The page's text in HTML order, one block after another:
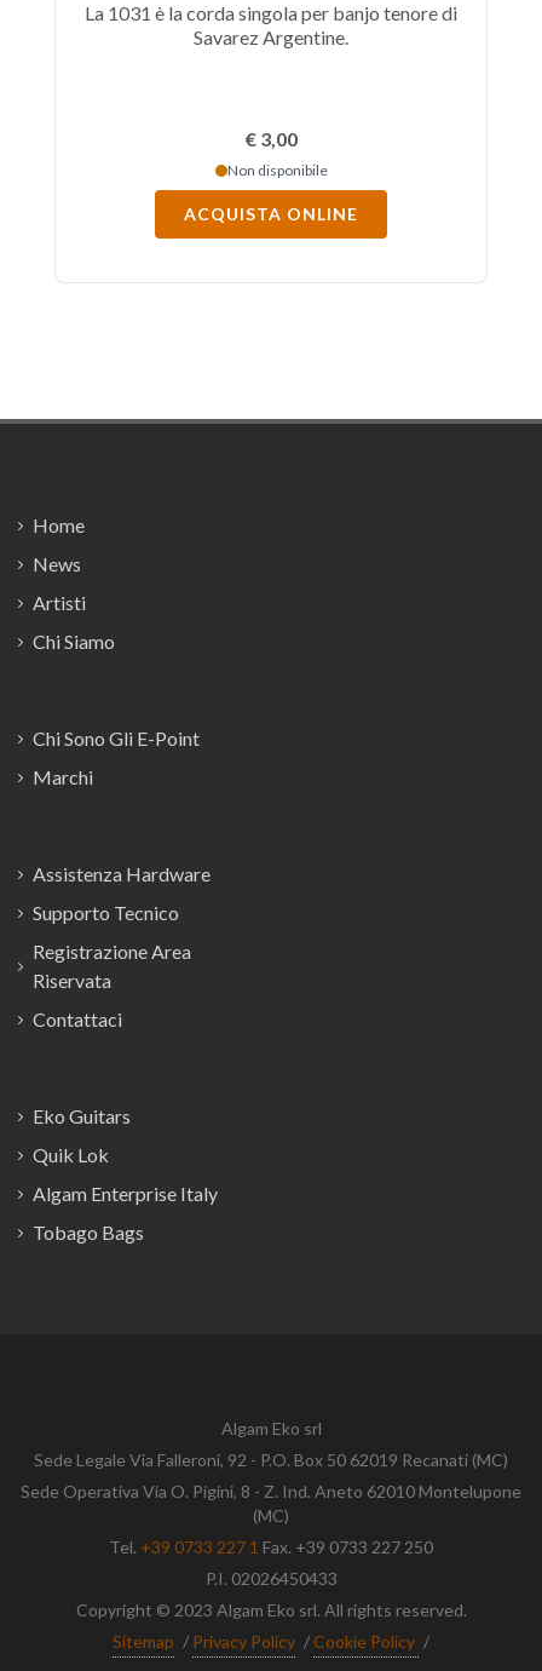
La 1031 è la corda singola per banjo tenore di
Savarez Argentine.
€ 3,00
Non disponibile
ACQUISTA ONLINE
Home
News
Artisti
Chi Siamo
Chi Sono Gli E-Point
Marchi
Assistenza Hardware
Supporto Tecnico
Registrazione Area
Riservata
Contattaci
Eko Guitars
Quik Lok
Algam Enterprise Italy
Tobago Bags
Algam Eko srl
Sede Legale Via Falleroni, 92 - P.O. Box 50 62019 Recanati (MC)
Sede Operativa Via O. Pigini, 8 - Z. Ind. Aneto 62010 Montelupone
(MC)
Tel. +39 0733 227 1 Fax. +39 0733 227 250
P.I. 02026450433
Copyright © 2023 Algam Eko srl. All rights reserved.
Sitemap / Privacy Policy / Cookie Policy /